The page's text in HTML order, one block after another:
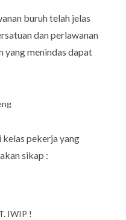
buruh telah jelas
dan perlawanan
yang menindas dapat
pekerja yang
sikap :
IWIP !